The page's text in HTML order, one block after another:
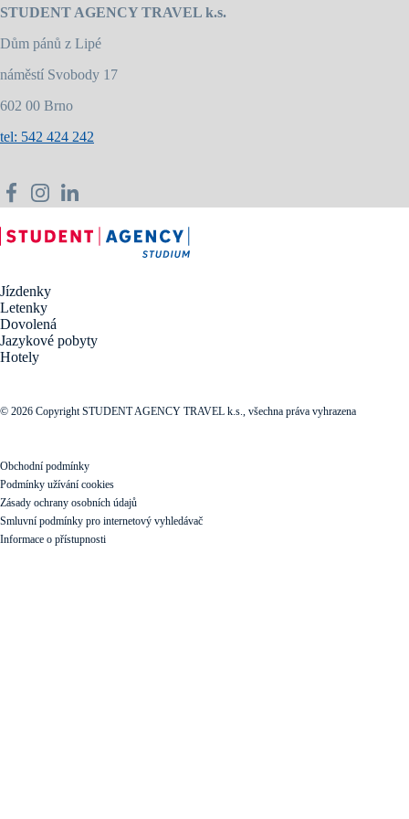
STUDENT AGENCY TRAVEL k.s.
Dům pánů z Lipé
náměstí Svobody 17
602 00 Brno
tel: 542 424 242
Jízdenky
Letenky
Dovolená
Jazykové pobyty
Hotely
© 2026 Copyright STUDENT AGENCY TRAVEL k.s., všechna práva vyhrazena
Obchodní podmínky
Podmínky užívání cookies
Zásady ochrany osobních údajů
Smluvní podmínky pro internetový vyhledávač
Informace o přístupnosti